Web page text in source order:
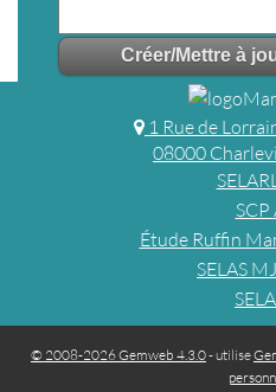
1 Rue de
08000
Étude Ruffin
SELAS
© 2008-2026 Gemweb 4.3.0- utilise